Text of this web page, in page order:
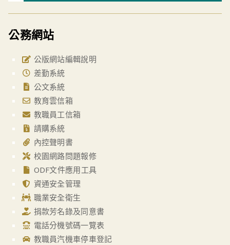
公務網站
公版網站編輯說明
差勤系統
公文系統
教育雲信箱
教職員工信箱
請購系統
內控聲明書
校園網路問題報修
ODF文件應用工具
資通安全管理
職業安全衛生
捐款芳名錄及同意書
電話分機號碼一覽表
教職員汽機車停車登記